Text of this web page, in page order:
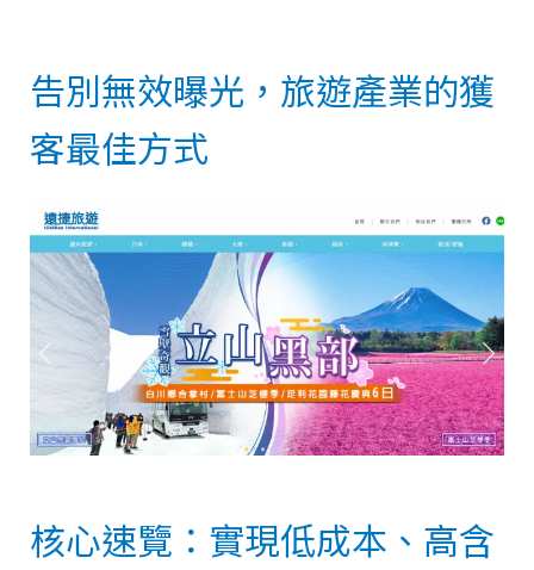
告別無效曝光，旅遊產業的獲
客最佳方式
核心速覽：實現低成本、高含